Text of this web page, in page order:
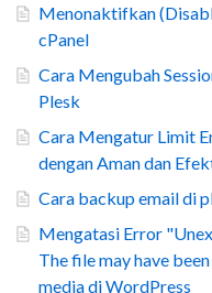
Menonaktifkan
cPanel
Cara Mengubah
Plesk
Cara Mengatur Limit
dengan Aman dan
Cara backup email di
Mengatasi Error
The file may have
media di WordPress